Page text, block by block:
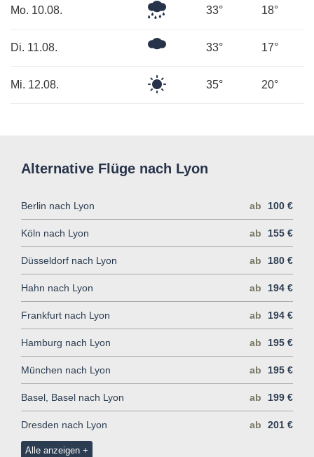
Mo. 10.08.
Mäßiger33° 18°
Di. 11.08. 33° 17°
Mi. 12.08. 35° 20°
Alternative Flüge nach Lyon
Berlin nach Lyon ab 100 €
Köln nach Lyon ab 155 €
Düsseldorf nach Lyon ab 180 €
Hahn nach Lyon ab 194 €
Frankfurt nach Lyon ab 194 €
Hamburg nach Lyon ab 195 €
München nach Lyon ab 195 €
Basel, Basel nach Lyon ab 199 €
Dresden nach Lyon ab 201 €
Alle anzeigen